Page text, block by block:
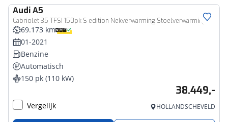
AudiA5
Cabriolet 35 TFSI 150pk S edition Nekverwarming Stoelverwarming Leder Virtual Cockpit Matrix Led 2x S-Line
69.173 km
01-2021
Benzine
Automatisch
150 pk (110 kW)
38.449,-
Vergelijk HOLLANDSCHEVELD